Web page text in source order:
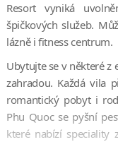
Resort vyniká
špičkových služeb.
lázně i fitness centrum.
Ubytujte se v některé z
zahradou. Každá vila
romantický pobyt i
Phu Quoc se pyšní
které nabízí speciality